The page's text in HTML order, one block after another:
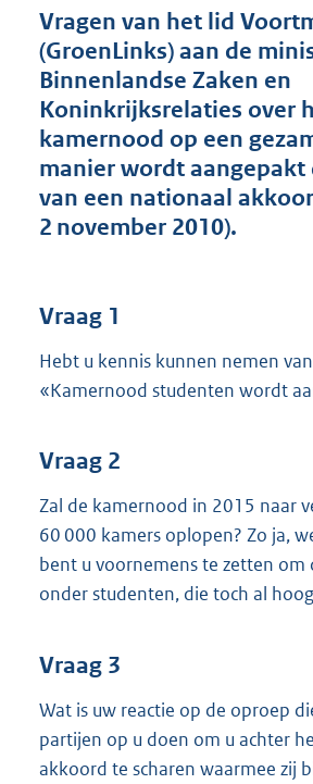
n
d
s
g
r
o
t
t
Vragen van het lid
(GroenLinks) aan de
Binnenlandse Zaken en
Koninkrijksrelaties over
kamernood op een
manier wordt
van een nationaal
2 november 2010).
Vraag 1
Hebt u kennis kunnen nemen
«Kamernood studenten wordt
Vraag 2
Zal de kamernood in 2015 naar
60 000 kamers oplopen? Zo ja,
bent u voornemens te zetten om
onder studenten, die toch al
Vraag 3
Wat is uw reactie op de oproep
partijen op u doen om u achter
akkoord te scharen waarmee zij